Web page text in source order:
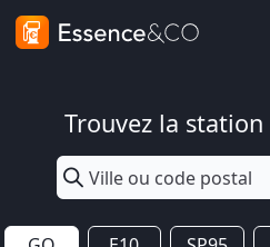
Trouvez la